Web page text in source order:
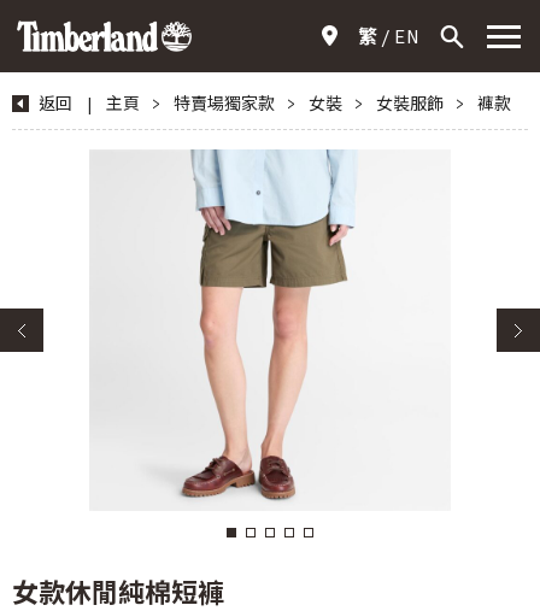
繁 EN
返回 | 主頁 > 特賣場獨家款 > 女裝 > 女裝服飾 > 褲款
女款休閒純棉短褲